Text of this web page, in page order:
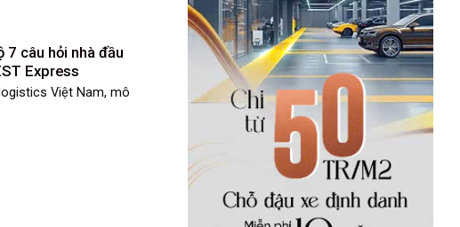
7 câu hỏi nhà đầu
Express
Việt Nam, mô